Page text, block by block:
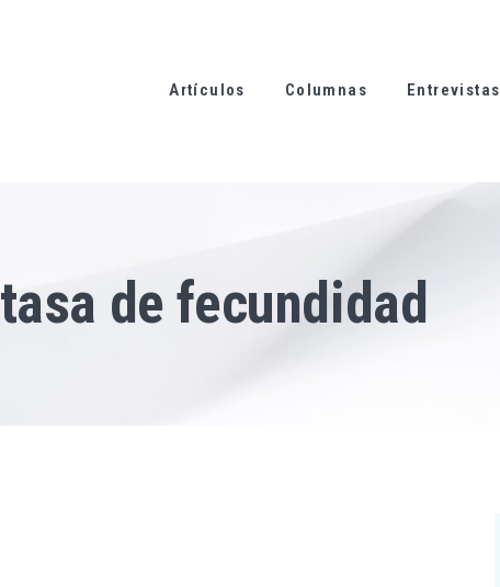
Artículos Columnas Entrevistas
tasa de fecundidad